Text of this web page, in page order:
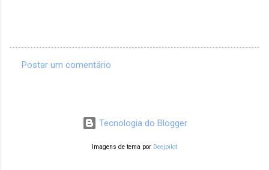
Postar um comentário
Tecnologia do Blogger
Imagens de tema por Deejpilot